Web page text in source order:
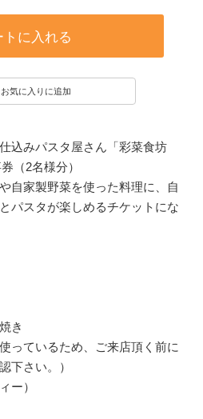
トに入れる
お気に入りに追加
込みパスタ屋さん「彩菜食坊
（2名様分）
自家製野菜を使った料理に、自
パスタが楽しめるチケットにな
き
っているため、ご来店頂く前に
下さい。）
ー）